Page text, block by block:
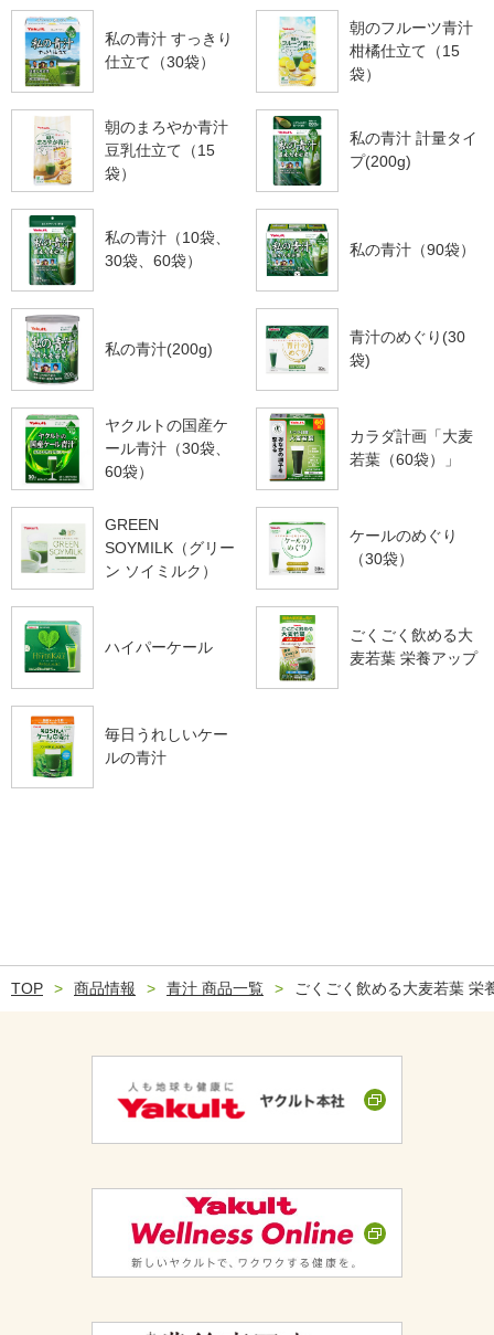
私の青汁 すっきり
仕立て（30袋）
朝のフルーツ青汁
柑橘仕立て（15
袋）
朝のまろやか青汁
豆乳仕立て（15
袋）
私の青汁 計量タイ
プ(200g)
私の青汁（10袋、
30袋、60袋）
私の青汁（90袋）
私の青汁(200g)
青汁のめぐり(30
袋)
ヤクルトの国産ケ
ール青汁（30袋、
60袋）
カラダ計画「大麦
若葉（60袋）」
GREEN
SOYMILK（グリー
ン ソイミルク）
ケールのめぐり
（30袋）
ハイパーケール
ごくごく飲める大
麦若葉 栄養アップ
毎日うれしいケー
ルの青汁
TOP 商品情報 青汁 商品一覧 ごくごく飲める大麦若葉 栄